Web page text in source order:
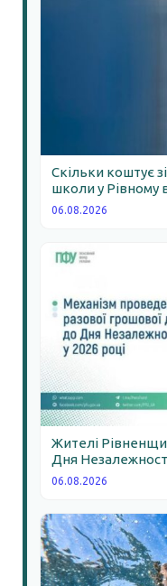
Скільки коштує
школи у Рівному
06.08.2026
Жителі
Дня
06.08.2026